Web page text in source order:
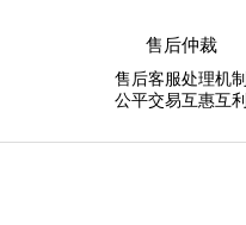
售后仲裁
售后客服处理机制
公平交易互惠互利